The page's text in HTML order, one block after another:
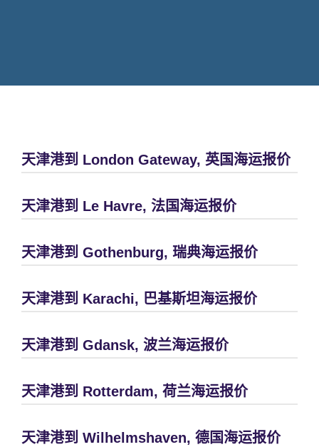
天津港到 London Gateway, 英国海运报价
天津港到 Le Havre, 法国海运报价
天津港到 Gothenburg, 瑞典海运报价
天津港到 Karachi, 巴基斯坦海运报价
天津港到 Gdansk, 波兰海运报价
天津港到 Rotterdam, 荷兰海运报价
天津港到 Wilhelmshaven, 德国海运报价